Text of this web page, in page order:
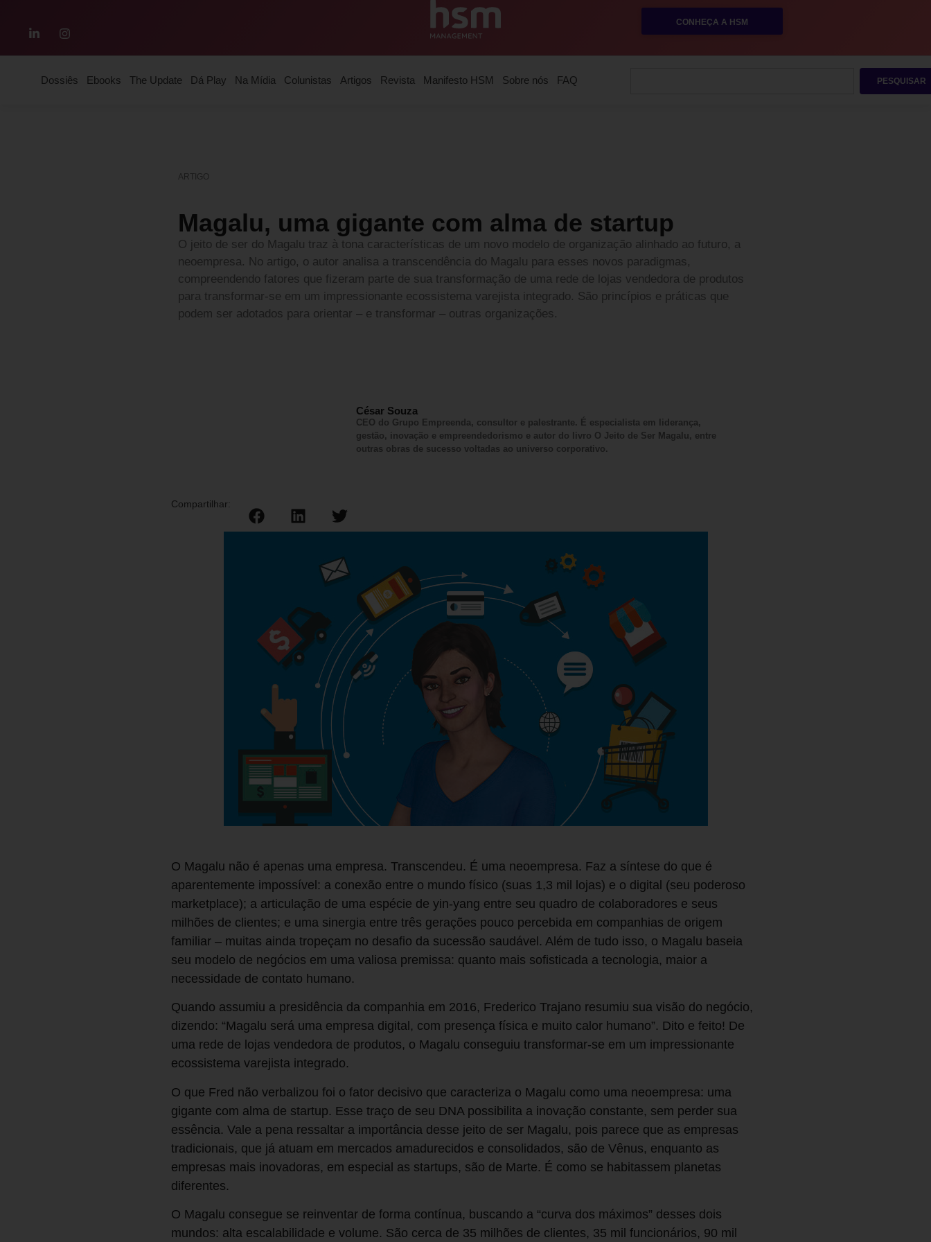
CONHEÇA A HSM
Dossiês Ebooks The Update Dá Play Na Mídia Colunistas Artigos Revista Manifesto HSM Sobre nós FAQ PESQUISAR
ARTIGO
Magalu, uma gigante com alma de startup
O jeito de ser do Magalu traz à tona características de um novo modelo de organização alinhado ao futuro, a
neoempresa. No artigo, o autor analisa a transcendência do Magalu para esses novos paradigmas,
compreendendo fatores que fizeram parte de sua transformação de uma rede de lojas vendedora de produtos
para transformar-se em um impressionante ecossistema varejista integrado. São princípios e práticas que
podem ser adotados para orientar – e transformar – outras organizações.
César Souza
CEO do Grupo Empreenda, consultor e palestrante. É especialista em liderança,
gestão, inovação e empreendedorismo e autor do livro O Jeito de Ser Magalu, entre
outras obras de sucesso voltadas ao universo corporativo.
Compartilhar:
O Magalu não é apenas uma empresa. Transcendeu. É uma neoempresa. Faz a síntese do que é
aparentemente impossível: a conexão entre o mundo físico (suas 1,3 mil lojas) e o digital (seu poderoso
market­place); a articulação de uma espécie de yin-yang entre seu quadro de colaboradores e seus
milhões de clientes; e uma sinergia entre três gerações pouco percebida em companhias de origem
familiar – muitas ainda tropeçam no desafio da sucessão saudável. Além de tudo isso, o Magalu baseia
seu modelo de negócios em uma valiosa premissa: quanto mais sofisticada a tecnologia, maior a
necessidade de contato humano.
Quando assumiu a presidência da companhia em 2016, Frederico Trajano resumiu sua visão do negócio,
dizendo: “Magalu será uma empresa digital, com presença física e muito calor humano”. Dito e feito! De
uma rede de lojas vendedora de produtos, o Magalu conseguiu transformar-se em um impressionante
ecossistema varejista integrado.
O que Fred não verbalizou foi o fator decisivo que caracteriza o Magalu como uma neoempresa: uma
gigante com alma de startup. Esse traço de seu DNA possibilita a inovação constante, sem perder sua
essência. Vale a pena ressaltar a importância desse jeito de ser Magalu, pois parece que as empresas
tradicionais, que já atuam em mercados amadurecidos e consolidados, são de Vênus, enquanto as
empresas mais inovadoras, em especial as startups, são de Marte. É como se habitassem planetas
diferentes.
O Magalu consegue se reinventar de forma contínua, buscando a “curva dos máximos” desses dois
mundos: alta escalabilidade e volume. São cerca de 35 milhões de clientes, 35 mil funcionários, 90 mil